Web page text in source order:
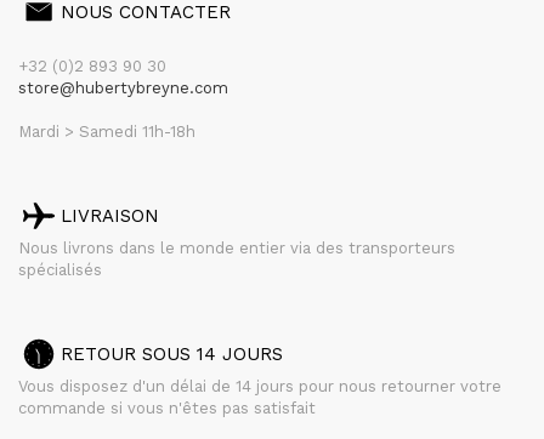
NOUS CONTACTER
+32 (0)2 893 90 30
store@hubertybreyne.com
Mardi > Samedi 11h-18h
LIVRAISON
Nous livrons dans le monde entier via des transporteurs
spécialisés
RETOUR SOUS 14 JOURS
Vous disposez d'un délai de 14 jours pour nous retourner votre
commande si vous n'êtes pas satisfait